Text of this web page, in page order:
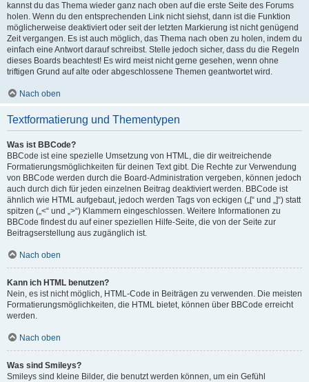
kannst du das Thema wieder ganz nach oben auf die erste Seite des Forums
holen. Wenn du den entsprechenden Link nicht siehst, dann ist die Funktion
möglicherweise deaktiviert oder seit der letzten Markierung ist nicht genügend
Zeit vergangen. Es ist auch möglich, das Thema nach oben zu holen, indem du
einfach eine Antwort darauf schreibst. Stelle jedoch sicher, dass du die Regeln
dieses Boards beachtest! Es wird meist nicht gerne gesehen, wenn ohne
triftigen Grund auf alte oder abgeschlossene Themen geantwortet wird.
Nach oben
Textformatierung und Thementypen
Was ist BBCode?
BBCode ist eine spezielle Umsetzung von HTML, die dir weitreichende
Formatierungsmöglichkeiten für deinen Text gibt. Die Rechte zur Verwendung
von BBCode werden durch die Board-Administration vergeben, können jedoch
auch durch dich für jeden einzelnen Beitrag deaktiviert werden. BBCode ist
ähnlich wie HTML aufgebaut, jedoch werden Tags von eckigen („[“ und „]“) statt
spitzen („<“ und „>“) Klammern eingeschlossen. Weitere Informationen zu
BBCode findest du auf einer speziellen Hilfe-Seite, die von der Seite zur
Beitragserstellung aus zugänglich ist.
Nach oben
Kann ich HTML benutzen?
Nein, es ist nicht möglich, HTML-Code in Beiträgen zu verwenden. Die meisten
Formatierungsmöglichkeiten, die HTML bietet, können über BBCode erreicht
werden.
Nach oben
Was sind Smileys?
Smileys sind kleine Bilder, die benutzt werden können, um ein Gefühl